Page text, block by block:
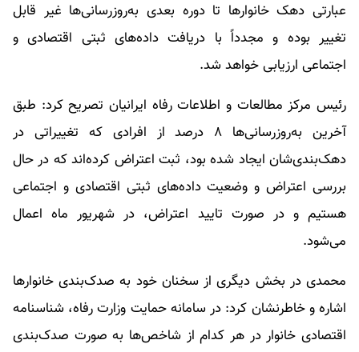
عبارتی دهک خانوارها تا دوره بعدی به‌روزرسانی‌ها غیر قابل
تغییر بوده و مجدداً با دریافت داده‌های ثبتی اقتصادی و
اجتماعی ارزیابی خواهد شد.
رئیس مرکز مطالعات و اطلاعات رفاه ایرانیان تصریح کرد: طبق
آخرین به‌روزرسانی‌ها ۸ درصد از افرادی که تغییراتی در
دهک‌بندی‌شان ایجاد شده بود، ثبت اعتراض کرده‌اند که در حال
بررسی اعتراض و وضعیت داده‌های ثبتی اقتصادی و اجتماعی
هستیم و در صورت تایید اعتراض، در شهریور ماه اعمال
می‌شود.
محمدی در بخش دیگری از سخنان خود به صدک‌بندی خانوارها
اشاره و خاطرنشان کرد: در سامانه حمایت وزارت رفاه، شناسنامه
اقتصادی خانوار در هر کدام از شاخص‌ها به صورت صدک‌بندی